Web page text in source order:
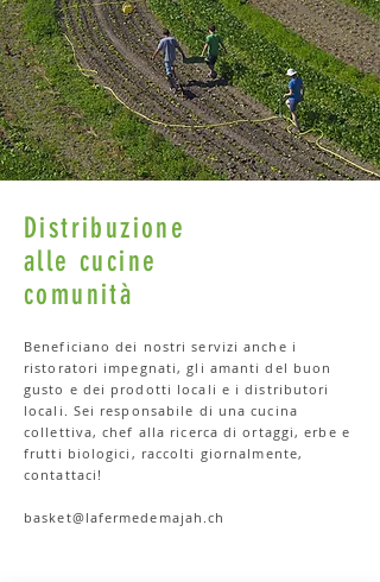
Distribuzione
alle cucine
comunità
Beneficiano dei nostri servizi anche i
ristoratori impegnati, gli amanti del buon
gusto e dei prodotti locali e i distributori
locali. Sei responsabile di una cucina
collettiva, chef alla ricerca di ortaggi, erbe e
frutti biologici, raccolti giornalmente,
contattaci!
basket@lafermedemajah.ch